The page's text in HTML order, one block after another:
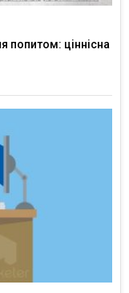
попитом: ціннісна